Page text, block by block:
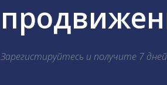
Зарегистируйтесь и получите 7